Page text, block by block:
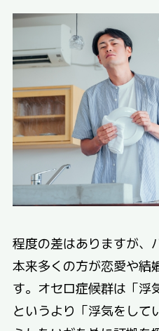
程度の差はありますが、
本来多くの方が恋愛や結
す。オセロ症候群は「浮
というより「浮気をして